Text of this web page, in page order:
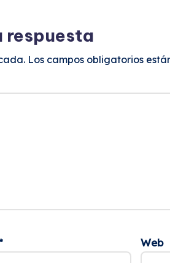
respuesta
Los campos obligatorios
Web